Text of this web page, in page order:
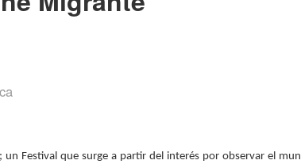
Festival que surge a partir del interés por observar el